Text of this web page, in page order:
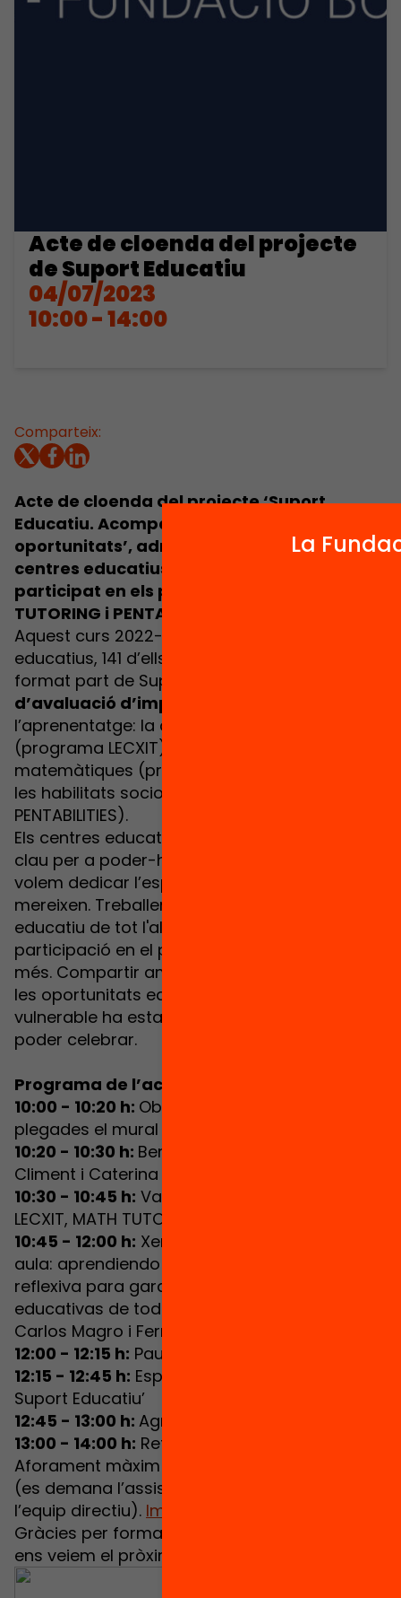
Acte de cloenda del projecte
de Suport Educatiu
04/07/2023
10:00 - 14:00
Comparteix:
Acte de cloenda del projecte ‘Suport
Educatiu. Acompanyament per accelerar
oportunitats’, adreçat a tots aquells
centres educatius que el curs 2022-23 han
participat en els programes LECXIT, MATH
TUTORING i PENTABILITIES.
Aquest curs 2022-23 més de 230 centres
educatius, 141 d’ells situats a Catalunya, han
format part de Suport Educatiu, un
d’avaluació d’impacte
l’aprenentatge: la comprensió lectora
(programa LECXIT), les habilitats
matemàtiques (programa MATH TUTORING) i
les habilitats socioemocionals (programa
PENTABILITIES).
Els centres educatius participants han estat
clau per a poder-ho dur a terme i per això els
volem dedicar l’espai de reconeixement que
mereixen. Treballen dia a dia per a l'èxit
educatiu de tot l'alumnat i la seva
participació en el projecte n’és una prova
més. Compartir amb ells l’objectiu de millorar
les oportunitats educatives de l’alumnat
vulnerable ha estat un privilegi i ho volem
poder celebrar.
Programa de l’acte:
10:00 - 10:20 h: Obrim portes i creem
plegades el mural de Suport Educatiu
10:20 - 10:30 h: Benvinguda a càrrec de Lídia
Climent i Caterina Calsamiglia
10:30 - 10:45 h: Valoració dels programes
LECXIT, MATH TUTORING i PENTABILITIES
10:45 - 12:00 h: Xerrada ‘Dentro y fuera del
aula: aprendiendo a partir de la observación
reflexiva para garantizar las oportunidades
educativas de todo el alumnado’ a càrrec de
Carlos Magro i Fernando Trujillo
12:00 - 12:15 h: Pausa
12:15 - 12:45 h: Espectacle ‘La màgia de
Suport Educatiu’
12:45 - 13:00 h: Agraïment i clausura
13:00 - 14:00 h: Refrigeri
Aforament màxim de 2 persones per centre
(es demana l’assistència d’una persona de
l’equip directiu). Imprescindible inscripció
Gràcies per formar part d’aquest gran repte,
ens veiem el pròxim 4 de juliol!
La